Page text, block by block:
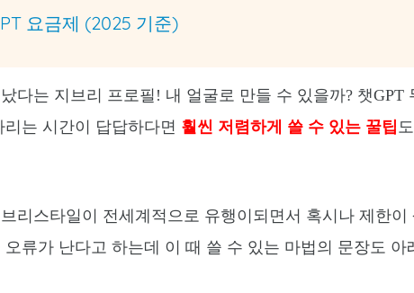
요금제 (2025 기준)
다는 지브리 프로필! 내 얼굴로 만들 수 있을까? 챗GPT
리는 시간이 답답하다면 훨씬 저렴하게 쓸 수 있는 꿀팁
리스타일이 전세계적으로 유행이되면서 혹시나 제한이
오류가 난다고 하는데 이 때 쓸 수 있는 마법의 문장도 아